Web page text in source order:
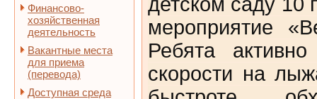
Финансово-
хозяйственная
деятельность
Вакантные места
для приема
(перевода)
Доступная среда
мероприятие
Ребята
скорости на